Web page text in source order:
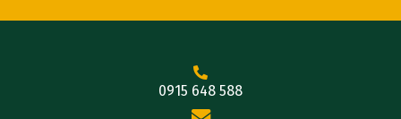
0915 648 588